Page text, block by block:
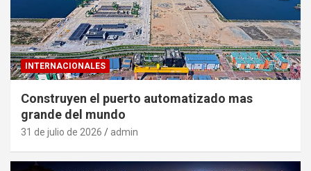
INTERNACIONALES
Construyen el puerto automatizado mas
grande del mundo
31 de julio de 2026 admin